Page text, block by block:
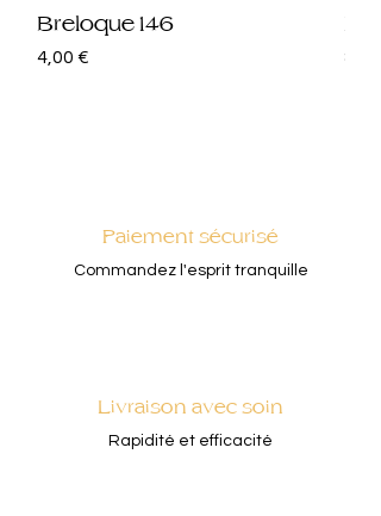
Breloque 146
Prix
4,00 € Prix
8,00
Paiement sécurisé
Commandez l'esprit tranquille
Livraison avec soin
Rapidité et efficacité